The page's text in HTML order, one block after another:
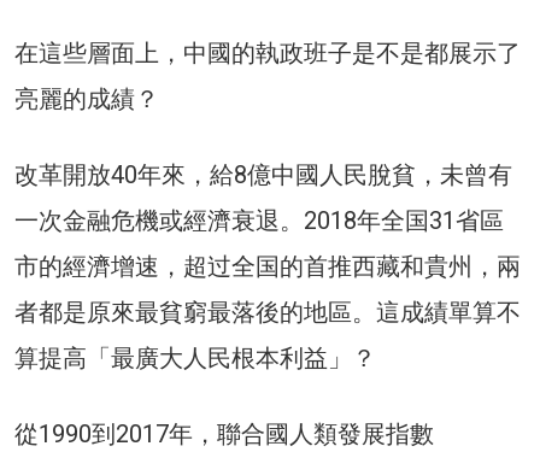
在這些層面上，中國的執政班子是不是都展示了
亮麗的成績？
改革開放40年來，給8億中國人民脫貧，未曾有
一次金融危機或經濟衰退。2018年全国31省區
市的經濟增速，超过全国的首推西藏和貴州，兩
者都是原來最貧窮最落後的地區。這成績單算不
算提高「最廣大人民根本利益」？
從1990到2017年，聯合國人類發展指數